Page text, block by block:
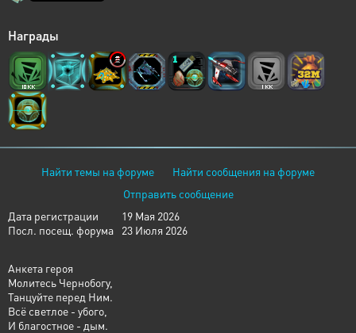
Награды
Найти темы на форуме
Найти сообщения на форуме
Отправить сообщение
Дата регистрации
19 Мая 2026
Посл. посещ. форума
23 Июля 2026
Анкета героя
Молитесь Чернобогу,
Танцуйте перед Ним.
Всё светлое - убого,
И благостное - дым.